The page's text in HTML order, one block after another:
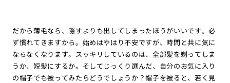
だから薄毛なら、隠すよりも出してしまったほうがいいです。必
ず慣れてきますから。始めはやはり不安ですが、時間と共に気に
ならなくなります。スッキリしているのは、全部髪を剃ってしま
うか、短髪にするか。そしてじっくり選んだ、自分のお気に入り
の帽子でも被ってみたらどうでしょうか？帽子を被ると、若く見